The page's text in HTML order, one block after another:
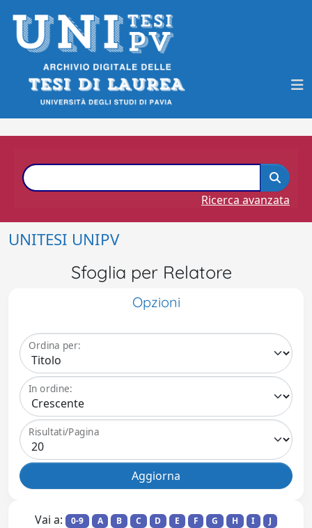
Ricerca avanzata
UNITESI UNIPV
Sfoglia per Relatore
Opzioni
Ordina per:
In ordine:
Risultati/Pagina
Vai a: 0-9 A B C D E F G H I
J